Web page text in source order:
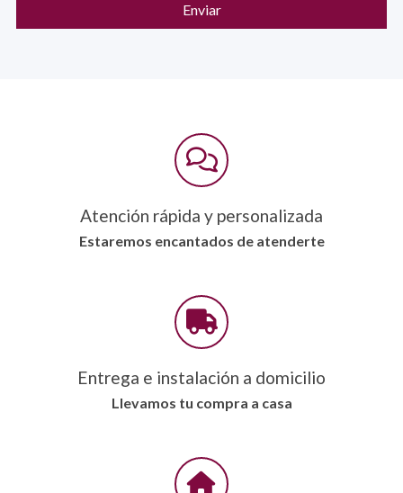
Enviar
Atención rápida y personalizada
Estaremos encantados de atenderte
Entrega e instalación a domicilio
Llevamos tu compra a casa